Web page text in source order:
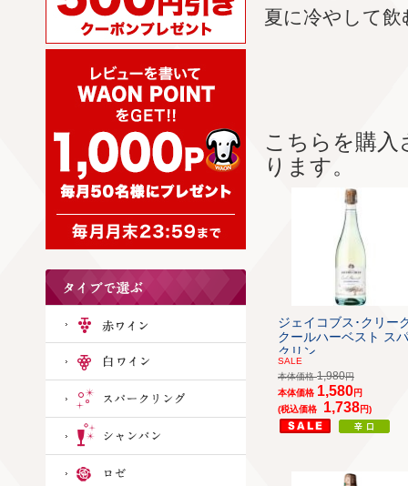
夏に冷やして
こちらを購
ります。
ジェイコブス･クリー
クールハーベスト ス
クリン...
SALE
本体価格1,980円
本体価格 1,580円
(税込価格
1,738円)